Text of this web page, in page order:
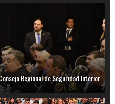
Regional de Seguridad Interior